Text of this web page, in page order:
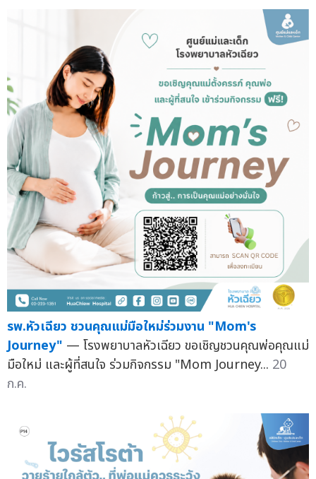
รพ.หัวเฉียว ชวนคุณแม่มือใหม่ร่วมงาน "Mom's
Journey" — โรงพยาบาลหัวเฉียว ขอเชิญชวนคุณพ่อคุณแม่
มือใหม่ และผู้ที่สนใจ ร่วมกิจกรรม "Mom Journey... 20
ก.ค.